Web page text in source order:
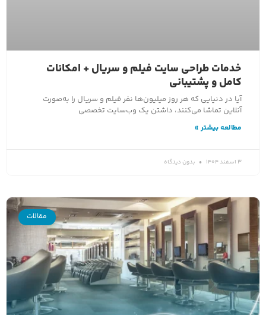
خدمات طراحی سایت فیلم و سریال + امکانات
کامل و پشتیبانی
آیا در دنیایی که هر روز میلیون‌ها نفر فیلم و سریال را به‌صورت
آنلاین تماشا می‌کنند، داشتن یک وب‌سایت تخصصی
مطالعه بیشتر »
3 اسفند 1404 بدون دیدگاه
مقالات